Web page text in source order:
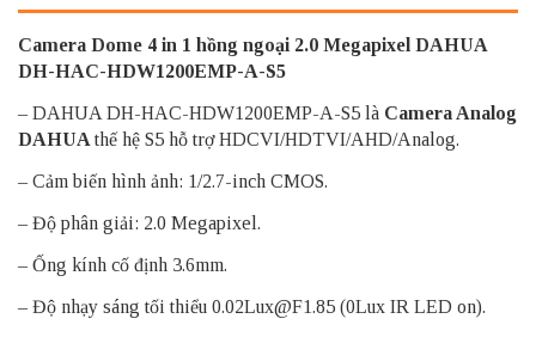
Camera Dome 4 in 1 hồng ngoại 2.0 Megapixel DAHUA
DH-HAC-HDW1200EMP-A-S5
– DAHUA DH-HAC-HDW1200EMP-A-S5 là Camera Analog
DAHUAthế hệ S5 hỗ trợ HDCVI/HDTVI/AHD/Analog.
– Cảm biến hình ảnh: 1/2.7-inch CMOS.
– Độ phân giải: 2.0 Megapixel.
– Ống kính cố định 3.6mm.
– Độ nhạy sáng tối thiểu 0.02Lux@F1.85 (0Lux IR LED on).